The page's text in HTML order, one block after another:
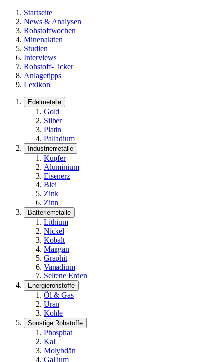
Startseite
News & Analysen
Rohstoffwochen
Minenaktien
Studien
Interviews
Rohstoff-Ticker
Anlagetipps
Lexikon
Edelmetalle
Gold
Silber
Platin
Palladium
Industriemetalle
Kupfer
Aluminium
Eisenerz
Blei
Zink
Zinn
Batteriemetalle
Lithium
Nickel
Kobalt
Mangan
Graphit
Vanadium
Seltene Erden
Energierohstoffe
Öl & Gas
Uran
Kohle
Sonstige Rohstoffe
Phosphat
Kali
Molybdän
Gallium